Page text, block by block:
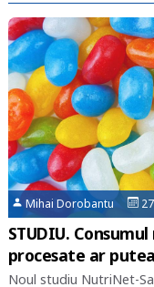
Mihai Dorobantu
STUDIU.
procesate ar
Noul studiu NutriNet-